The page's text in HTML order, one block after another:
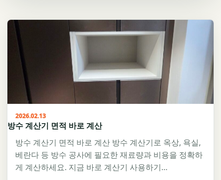
2026.02.13
방수 계산기 면적 바로 계산
방수 계산기 면적 바로 계산 방수 계산기로 옥상, 욕실,
베란다 등 방수 공사에 필요한 재료량과 비용을 정확하
게 계산하세요. 지금 바로 계산기 사용하기…